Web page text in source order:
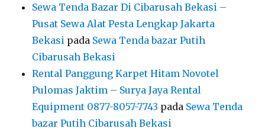
Sewa Tenda Bazar Di Cibarusah Bekasi –
Pusat Sewa Alat Pesta Lengkap Jakarta
Bekasi pada Sewa Tenda bazar Putih
Cibarusah Bekasi
Rental Panggung Karpet Hitam Novotel
Pulomas Jaktim – Surya Jaya Rental
Equipment 0877-8057-7743 pada Sewa Tenda
bazar Putih Cibarusah Bekasi